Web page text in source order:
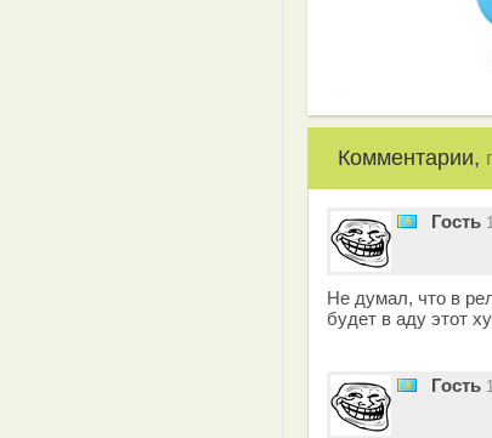
Комментарии,
Гость
Не думал, что в
будет в аду этот
Гость